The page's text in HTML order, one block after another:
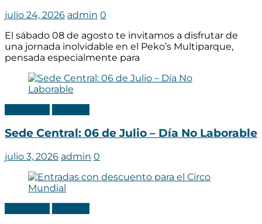
julio 24, 2026 admin 0
El sábado 08 de agosto te invitamos a disfrutar de
una jornada inolvidable en el Peko’s Multiparque,
pensada especialmente para
Sede Central: 06 de Julio – Día No Laborable
julio 3, 2026 admin 0